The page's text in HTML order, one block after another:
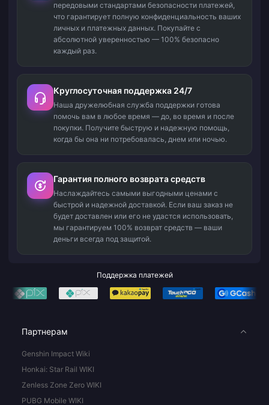
передовыми стандартами безопасности платежей,
что гарантирует полную конфиденциальность ваших
личных и платежных данных. Покупайте с
абсолютной уверенностью — 100% безопасно
каждый раз.
Круглосуточная поддержка 24/7
Наша дружелюбная служба поддержки готова
помочь вам в любое время — до, во время и после
покупки. Получите быструю и надежную помощь,
когда бы она ни потребовалась, днем или ночью.
Гарантия полного возврата средств
Наслаждайтесь самыми выгодными ценами с
быстрой и надежной доставкой. Если ваш заказ не
будет доставлен или его не удастся использовать,
мы гарантируем 100% возврат средств — ваши
деньги всегда под защитой.
Поддержка платежей
Партнерам
Genshin Impact Wiki
Honkai: Star Rail WIKI
Zenless Zone Zero WIKI
PUBG Mobile WIKI